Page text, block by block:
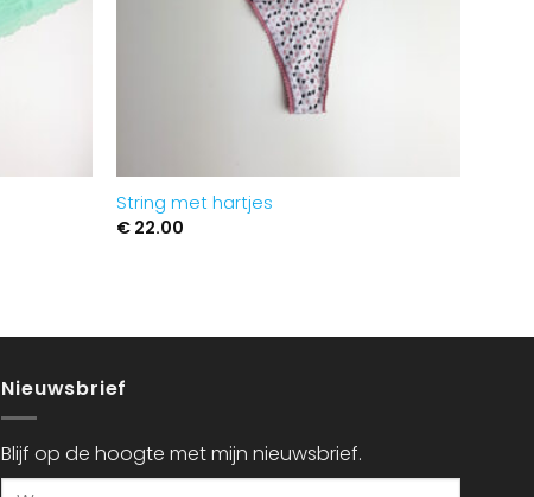
String met hartjes
€22.00
Nieuwsbrief
Blijf op de hoogte met mijn nieuwsbrief.